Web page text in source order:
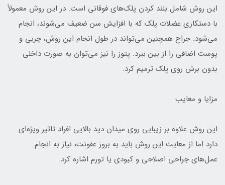
این روش شامل بلند کردن پلک‌های فوقانی است. در این روش معمولاً
با دستکاری عضلات پلک که با افزایش سن ضعیف می‌شوند، انجام
می‌شود. جراح همچنین می‌تواند در طول انجام این روش، چربی و
پوست اضافی را از بین ببرد. پتوز را نیز می‌توان به صورت داخلی
بدون برش روی پلک ترمیم کرد.
مزایا و معایب
این روش علاوه بر زیبایی روی میدان دید بالایی افراد تاثیر ویژه‌ای
دارد اما از معایت این روش باید به بروز عفونت، نیاز به انجام
عمل‌های جراحی اصلاحی و کبودی یا تورم اشاره کرد.